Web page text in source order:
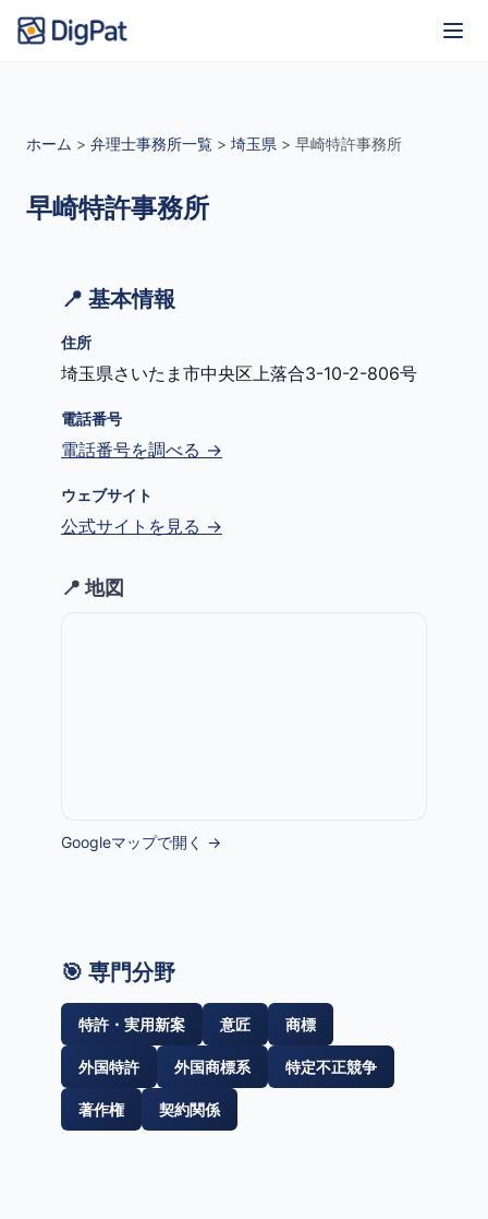
ホーム > 弁理士事務所一覧 > 埼玉県 > 早崎特許事務所
早崎特許事務所
📍 基本情報
住所
埼玉県さいたま市中央区上落合3-10-2-806号
電話番号
電話番号を調べる →
ウェブサイト
公式サイトを見る →
📍 地図
Googleマップで開く →
🎯 専門分野
特許・実用新案 意匠 商標
外国特許 外国商標系 特定不正競争
著作権 契約関係